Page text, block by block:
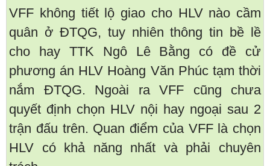
VFF không tiết lộ giao cho HLV nào cầm
quân ở ĐTQG, tuy nhiên thông tin bề lề
cho hay TTK Ngô Lê Bằng có đề cử
phương án HLV Hoàng Văn Phúc tạm thời
nắm ĐTQG. Ngoài ra VFF cũng chưa
quyết định chọn HLV nội hay ngoại sau 2
trận đấu trên. Quan điểm của VFF là chọn
HLV có khả năng nhất và phải chuyên